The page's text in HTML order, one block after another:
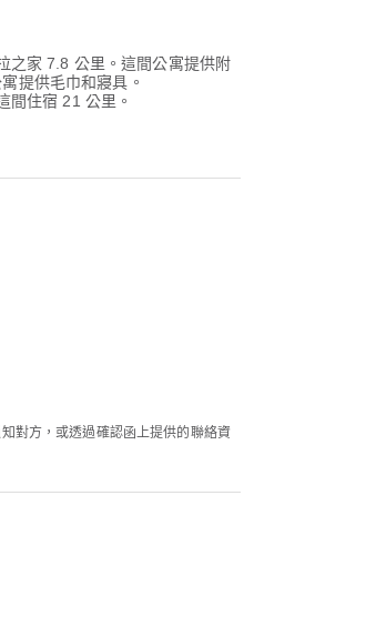
之家 7.8 公里。這間公寓提供附
提供毛巾和寢具。
間住宿 21 公里。
對方，或透過確認函上提供的聯絡資